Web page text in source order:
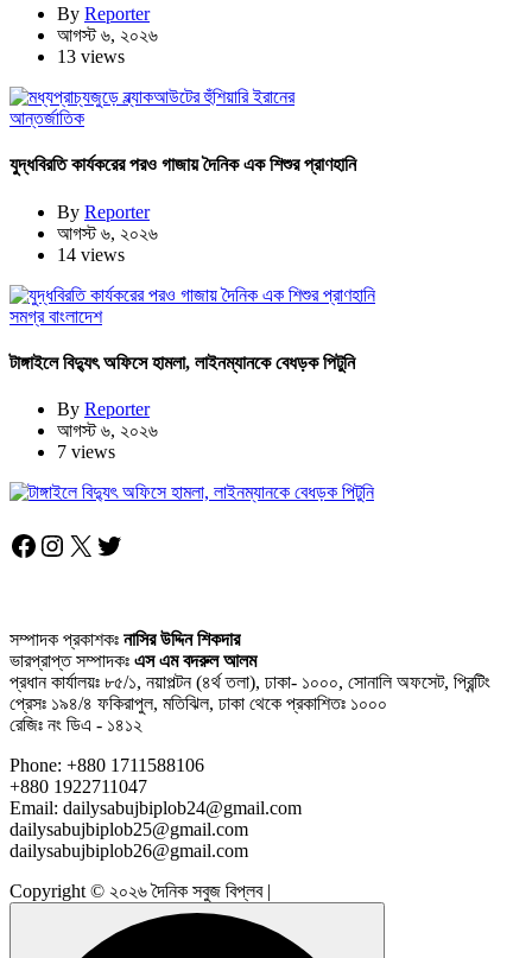
By Reporter
আগস্ট ৬, ২০২৬
13 views
আন্তর্জাতিক
যুদ্ধবিরতি কার্যকরের পরও গাজায় দৈনিক এক শিশুর প্রাণহানি
By Reporter
আগস্ট ৬, ২০২৬
14 views
সমগ্র বাংলাদেশ
টাঙ্গাইলে বিদ্যুৎ অফিসে হামলা, লাইনম্যানকে বেধড়ক পিটুনি
By Reporter
আগস্ট ৬, ২০২৬
7 views
Facebook
Instagram
X Twitter
সম্পাদক প্রকাশকঃ নাসির উদ্দিন শিকদার
ভারপ্রাপ্ত সম্পাদকঃ এস এম বদরুল আলম
প্রধান কার্যালয়ঃ ৮৫/১, নয়াপল্টন (৪র্থ তলা), ঢাকা- ১০০০, সোনালি অফসেট, প্রিন্টিং
প্রেসঃ ১৯৪/৪ ফকিরাপুল, মতিঝিল, ঢাকা থেকে প্রকাশিতঃ ১০০০
রেজিঃ নং ডিএ - ১৪১২
Phone: +880 1711588106
+880 1922711047
Email: dailysabujbiplob24@gmail.com
dailysabujbiplob25@gmail.com
dailysabujbiplob26@gmail.com
Copyright © ২০২৬ দৈনিক সবুজ বিপ্লব |